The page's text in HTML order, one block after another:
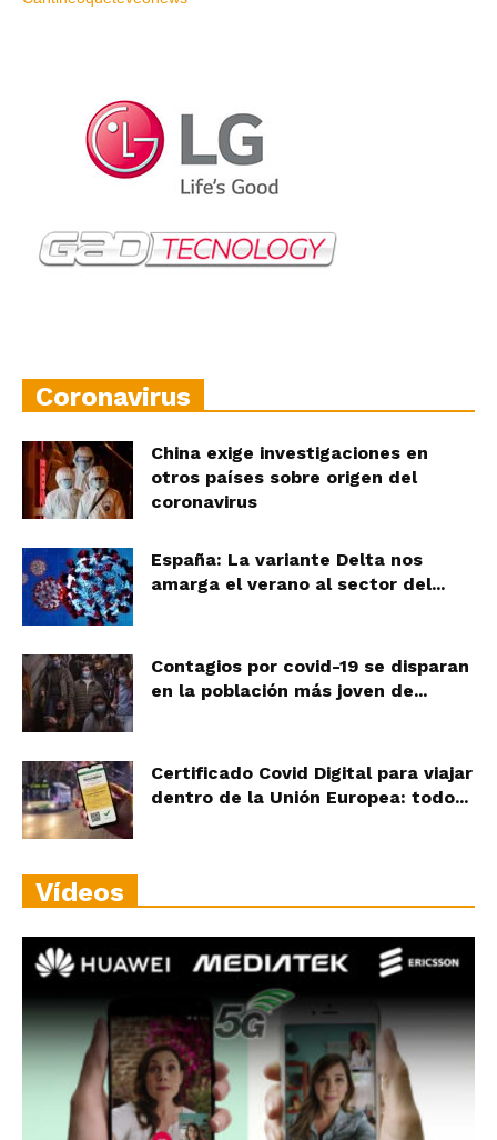
Coronavirus
China exige investigaciones en
otros países sobre origen del
coronavirus
España: La variante Delta nos
amarga el verano al sector del...
Contagios por covid-19 se disparan
en la población más joven de...
Certificado Covid Digital para viajar
dentro de la Unión Europea: todo...
Vídeos